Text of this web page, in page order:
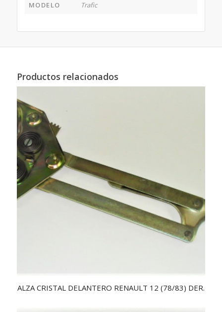
MODELO Trafic
Productos relacionados
ALZA CRISTAL DELANTERO RENAULT 12 (78/83) DER.